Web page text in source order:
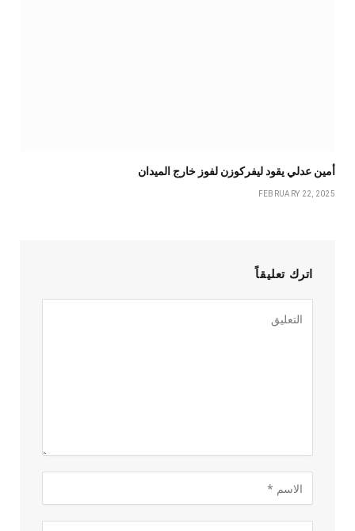
أمين عدلي يقود ليفركوزن لفوز خارج الميدان
FEBRUARY 22, 2025
اترك تعليقاً